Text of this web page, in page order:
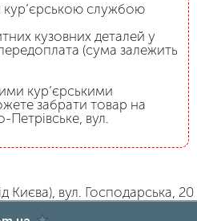
кур’єрською службою
кузовних деталей у
(сума залежить
кур’єрськими
забрати товар на
Петрівське, вул.
Києва), вул. Господарська, 20